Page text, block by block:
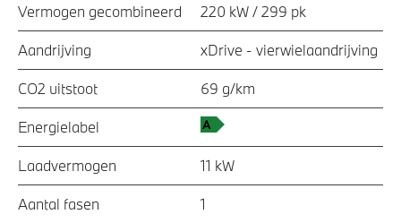
Vermogen gecombineerd 220 kW / 299 pk
Aandrijving xDrive - vierwielaandrijving
CO2 uitstoot 69 g/km
Energielabel
Laadvermogen 11 kW
Aantal fasen 1